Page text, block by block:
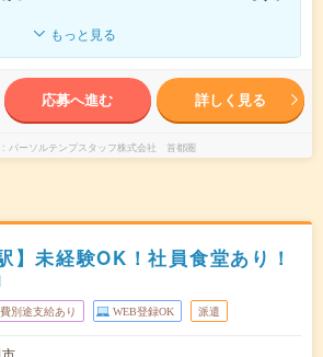
もっと見る
応募へ進む 詳しく見る
パーソルテンプスタッフ株式会社 首都圏
】未経験OK！社員食堂あり！
別途支給あり WEB登録OK 派遣